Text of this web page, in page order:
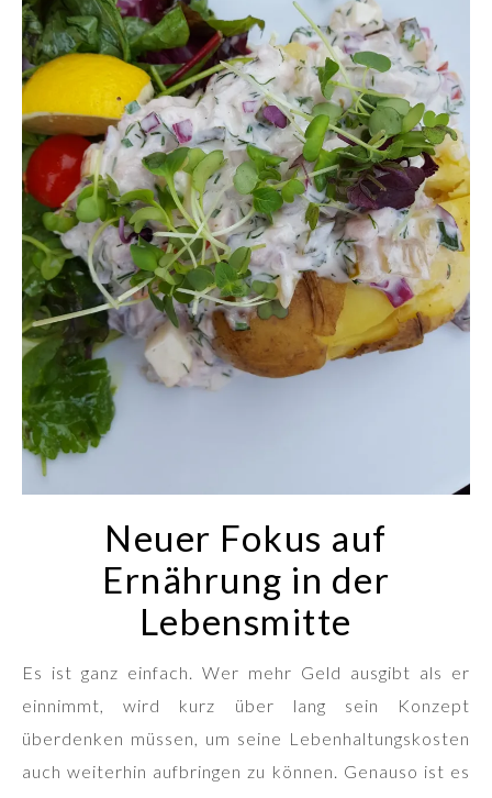
Neuer Fokus auf
Ernährung in der
Lebensmitte
Es ist ganz einfach. Wer mehr Geld ausgibt als er
einnimmt, wird kurz über lang sein Konzept
überdenken müssen, um seine Lebenhaltungskosten
auch weiterhin aufbringen zu können. Genauso ist es